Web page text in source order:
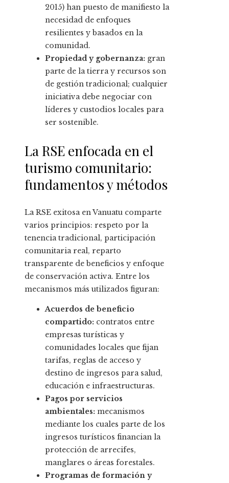
2015) han puesto de manifiesto la
necesidad de enfoques
resilientes y basados en la
comunidad.
Propiedad y gobernanza: gran
parte de la tierra y recursos son
de gestión tradicional; cualquier
iniciativa debe negociar con
líderes y custodios locales para
ser sostenible.
La RSE enfocada en el
turismo comunitario:
fundamentos y métodos
La RSE exitosa en Vanuatu comparte
varios principios: respeto por la
tenencia tradicional, participación
comunitaria real, reparto
transparente de beneficios y enfoque
de conservación activa. Entre los
mecanismos más utilizados figuran:
Acuerdos de beneficio
compartido: contratos entre
empresas turísticas y
comunidades locales que fijan
tarifas, reglas de acceso y
destino de ingresos para salud,
educación e infraestructuras.
Pagos por servicios
ambientales: mecanismos
mediante los cuales parte de los
ingresos turísticos financian la
protección de arrecifes,
manglares o áreas forestales.
Programas de formación y